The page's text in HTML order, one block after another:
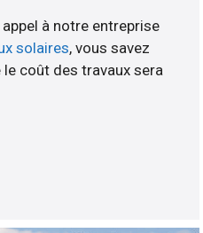
à notre entreprise
solaires, vous savez
coût des travaux sera